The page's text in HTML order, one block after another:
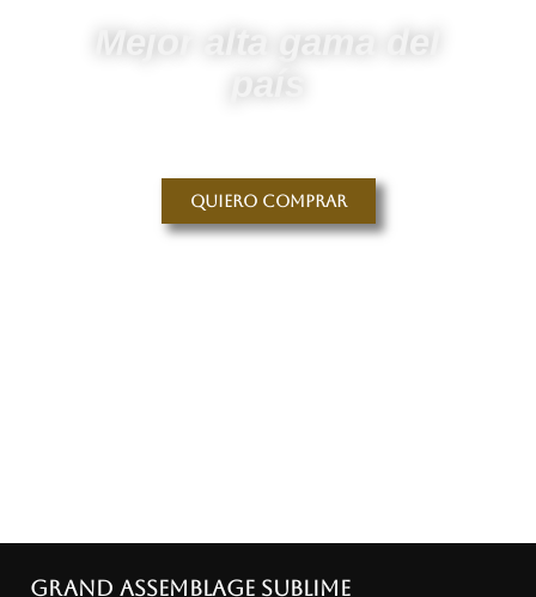
Mejor alta gama del
país
Quiero comprar
Grand Assemblage Sublime